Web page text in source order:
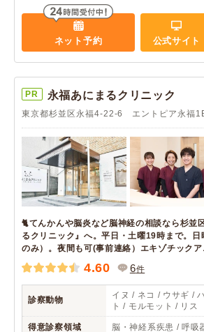
ネット予約 公式サイト
PR 永福あにまるクリニック
東京都杉並区永福4-22-6 エントピア永福
🐈てんかんや脳炎など脳神経の相談なら杉並
るクリニック』へ。平日・土曜19時まで。
のみ）。夜間も可(事前連絡）エキゾチック
4.60 6件
診察動物
イヌ / ネコ / ウサギ /
ト / モルモット / リス
得意診察領域 脳・神経系疾患 / 呼吸